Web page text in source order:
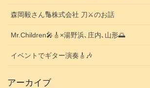
森岡毅さん🔢株式会社 刀⚔️のお話
Mr.Children🎤🎸×湯野浜､庄内､山形🌅
イベントでギター演奏🎸🎶
アーカイブ